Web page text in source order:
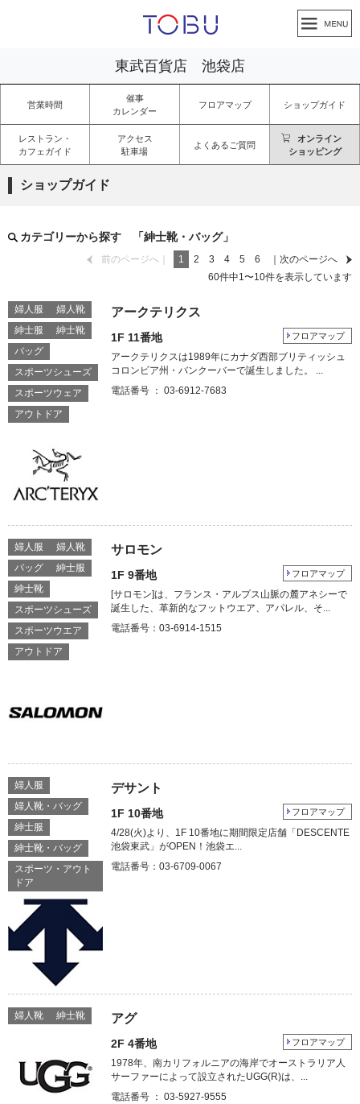
東武百貨店 池袋店
営業時間
催事
カレンダー
フロアマップ ショップガイド
レストラン・
カフェガイド
アクセス
駐車場
よくあるご質問
オンライン
ショッピング
ショップガイド
カテゴリーから探す 「紳士靴・バッグ」
前のページへ｜ 1 2 3 4 5 6
｜次のページへ
60件中1〜10件を表示しています
婦人服
婦人靴
紳士服
紳士靴
バッグ
スポーツシューズ
スポーツウェア
アウトドア
アークテリクス
1F 11番地 フロアマップ
アークテリクスは1989年にカナダ西部ブリティッシュ
コロンビア州・バンクーバーで誕生しました。 ...
電話番号 ： 03-6912-7683
婦人服
婦人靴
バッグ
紳士服
紳士靴
スポーツシューズ
スポーツウエア
アウトドア
サロモン
1F 9番地 フロアマップ
[サロモン]は、フランス・アルプス山脈の麓アネシーで
誕生した、革新的なフットウエア、アパレル、そ...
電話番号：03-6914-1515
婦人服
婦人靴・バッグ
紳士服
紳士靴・バッグ
スポーツ・アウト
ドア
デサント
1F 10番地 フロアマップ
4/28(火)より、1F 10番地に期間限定店舗「DESCENTE
池袋東武」がOPEN！池袋エ...
電話番号：03-6709-0067
婦人靴 紳士靴 アグ
2F 4番地 フロアマップ
1978年、南カリフォルニアの海岸でオーストラリア人
サーファーによって設立されたUGG(R)は、...
電話番号 ： 03-5927-9555